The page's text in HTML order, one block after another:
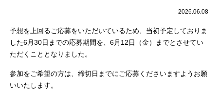
2026.06.08
予想を上回るご応募をいただいているため、当初予定しておりま
した6月30日までの応募期間を、6月12日（金）までとさせてい
ただくこととなりました。
参加をご希望の方は、締切日までにご応募くださいますようお願
いいたします。